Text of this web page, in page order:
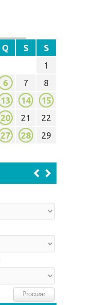
Q S
S
1
6 7
8
13 14
15
20 21
22
27 28
29